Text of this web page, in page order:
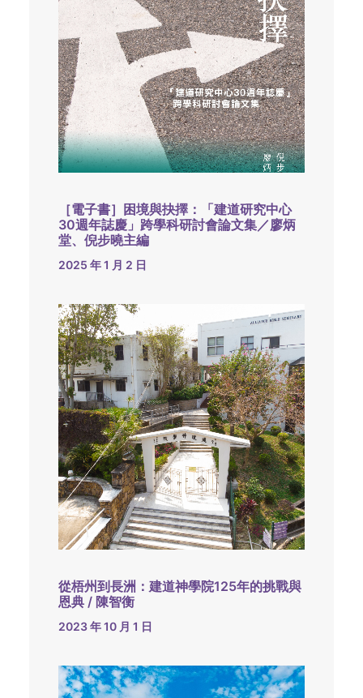
［電子書］困境與抉擇：「建道研究中心
30週年誌慶」跨學科研討會論文集／廖炳
堂、倪步曉主編
2025 年 1 月 2 日
從梧州到長洲：建道神學院125年的挑戰與
恩典 / 陳智衡
2023 年 10 月 1 日